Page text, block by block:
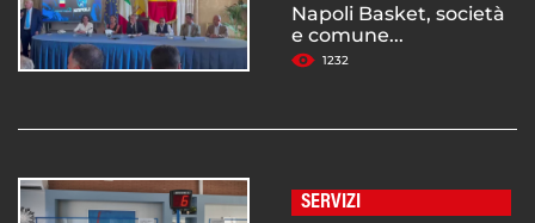
Napoli Basket, società
e comune...
1232
SERVIZI